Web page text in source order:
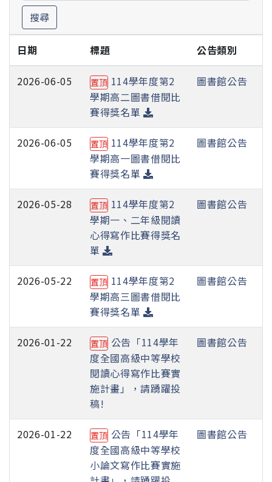
搜尋
日期 標題 公告類別
2026-06-05 置頂 114學年度第2
學期高二圖書借閱比
賽得獎名單
圖書館公告
2026-06-05 置頂 114學年度第2
學期高一圖書借閱比
賽得獎名單
圖書館公告
2026-05-28 置頂 114學年度第2
學期一、二年級閱讀
心得寫作比賽得獎名
單
圖書館公告
2026-05-22 置頂 114學年度第2
學期高三圖書借閱比
賽得獎名單
圖書館公告
2026-01-22 置頂 公告「114學年
度全國高級中等學校
閱讀心得寫作比賽實
施計畫」，請踴躍投
稿!
圖書館公告
2026-01-22 置頂 公告「114學年
度全國高級中等學校
小論文寫作比賽實施
圖書館公告